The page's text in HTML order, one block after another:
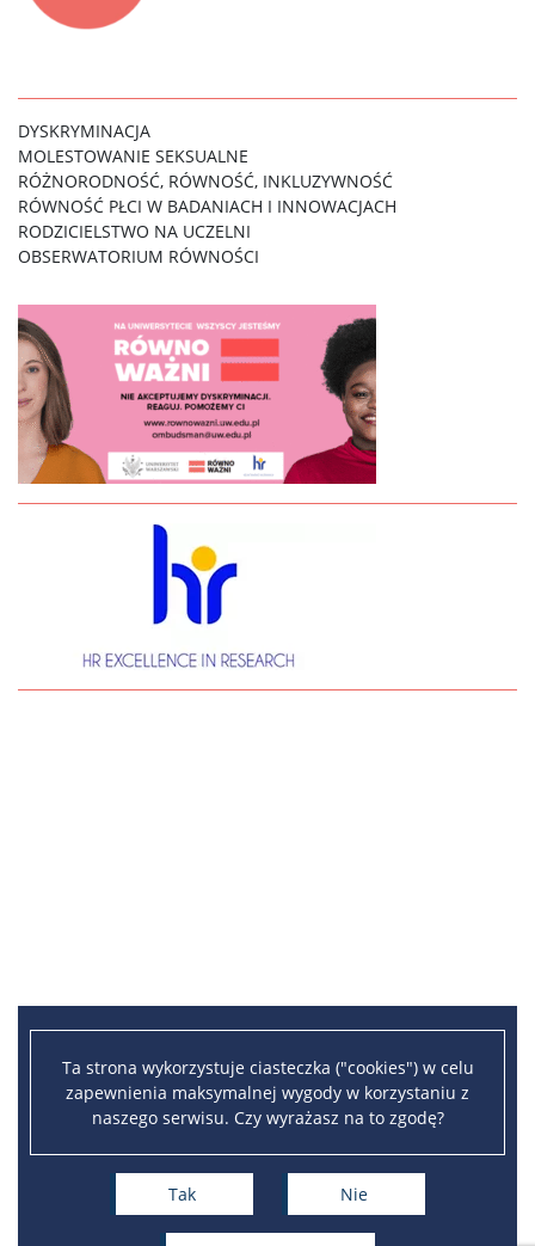
Ta strona wykorzystuje ciasteczka ("cookies") w celu
zapewnienia maksymalnej wygody w korzystaniu z
naszego serwisu. Czy wyrażasz na to zgodę?
Tak Nie
DYSKRYMINACJA
MOLESTOWANIE SEKSUALNE
RÓŻNORODNOŚĆ, RÓWNOŚĆ, INKLUZYWNOŚĆ
RÓWNOŚĆ PŁCI W BADANIACH I INNOWACJACH
RODZICIELSTWO NA UCZELNI
OBSERWATORIUM RÓWNOŚCI